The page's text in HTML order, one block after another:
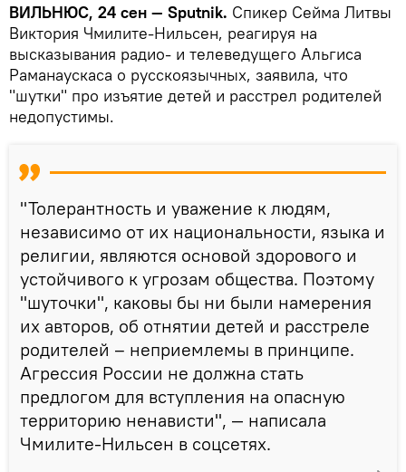
ВИЛЬНЮС, 24 сен — Sputnik. Спикер Сейма Литвы
Виктория Чмилите-Нильсен, реагируя на
высказывания радио- и телеведущего Альгиса
Раманаускаса о русскоязычных, заявила, что
"шутки" про изъятие детей и расстрел родителей
недопустимы.
"Толерантность и уважение к людям,
независимо от их национальности, языка и
религии, являются основой здорового и
устойчивого к угрозам общества. Поэтому
"шуточки", каковы бы ни были намерения
их авторов, об отнятии детей и расстреле
родителей – неприемлемы в принципе.
Агрессия России не должна стать
предлогом для вступления на опасную
территорию ненависти", — написала
Чмилите-Нильсен в соцсетях.